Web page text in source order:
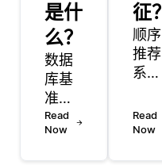
是什
么？
数据
库基
准测
试是
一个
Read
Now
征？
顺序
推荐
系统
设计
为基
Read
Now